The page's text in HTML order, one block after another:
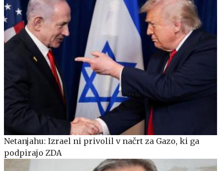
Netanjahu: Izrael ni privolil v načrt za Gazo, ki ga
podpirajo ZDA